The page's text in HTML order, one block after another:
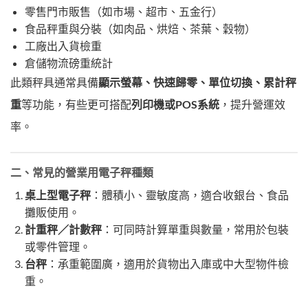
零售門市販售（如市場、超市、五金行）
食品秤重與分裝（如肉品、烘焙、茶葉、穀物）
工廠出入貨檢重
倉儲物流磅重統計
此類秤具通常具備顯示螢幕、快速歸零、單位切換、累計秤
重等功能，有些更可搭配列印機或POS系統 ，提升營運效
率。
二、常見的營業用電子秤種類
桌上型電子秤：體積小、靈敏度高，適合收銀台、食品
攤販使用。
計重秤／計數秤：可同時計算單重與數量，常用於包裝
或零件管理。
台秤：承重範圍廣，適用於貨物出入庫或中大型物件檢
重。